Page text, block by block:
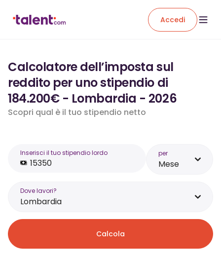
Accedi
Calcolatore dell’imposta sul
reddito per uno stipendio di
184.200€ - Lombardia - 2026
Scopri qual è il tuo stipendio netto
Inserisci il tuo stipendio lordo per
Mese
Dove lavori?
Lombardia
Calcola